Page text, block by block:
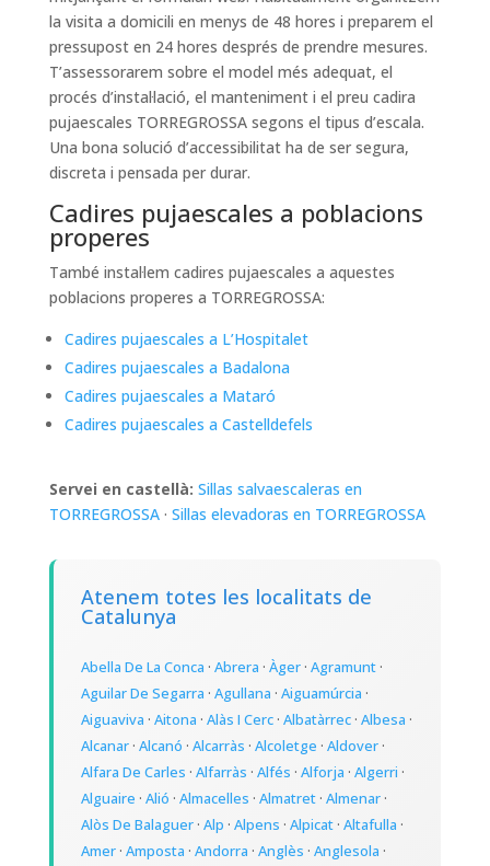
la visita a domicili en menys de 48 hores i preparem el
pressupost en 24 hores després de prendre mesures.
T’assessorarem sobre el model més adequat, el
procés d’instal·lació, el manteniment i el preu cadira
pujaescales TORREGROSSA segons el tipus d’escala.
Una bona solució d’accessibilitat ha de ser segura,
discreta i pensada per durar.
Cadires pujaescales a poblacions
properes
També instal·lem cadires pujaescales a aquestes
poblacions properes a TORREGROSSA:
Cadires pujaescales a L’Hospitalet
Cadires pujaescales a Badalona
Cadires pujaescales a Mataró
Cadires pujaescales a Castelldefels
Servei en castellà: Sillas salvaescaleras en
TORREGROSSA· Sillas elevadoras en TORREGROSSA
Atenem totes les localitats de
Catalunya
Abella De La Conca · Abrera · Àger· Agramunt·
Aguilar De Segarra · Agullana · Aiguamúrcia ·
Aiguaviva · Aitona · Alàs I Cerc· Albatàrrec· Albesa ·
Alcanar· Alcanó · Alcarràs · Alcoletge · Aldover·
Alfara De Carles · Alfarràs · Alfés · Alforja · Algerri ·
Alguaire · Alió · Almacelles · Almatret· Almenar·
Alòs De Balaguer· Alp · Alpens · Alpicat· Altafulla ·
Amer· Amposta · Andorra · Anglès · Anglesola ·